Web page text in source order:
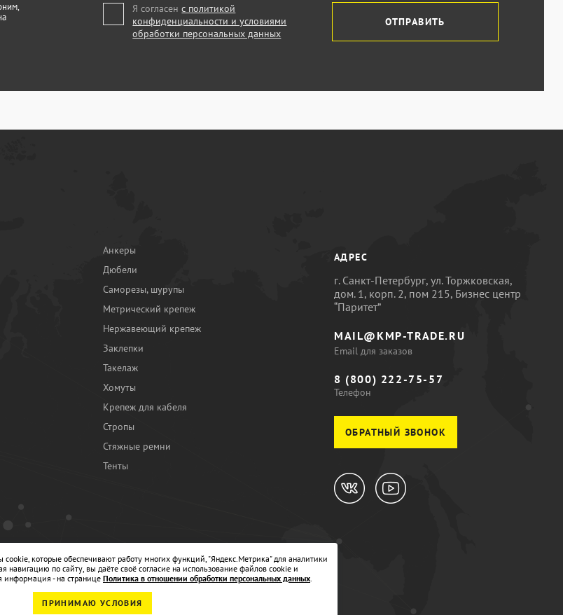
Я согласенс политикой
конфиденциальности и условиями
обработки персональных данных
ОТПРАВИТЬ
Анкеры
Дюбели
Саморезы, шурупы
Метрический крепеж
Нержавеющий крепеж
Заклепки
Такелаж
Хомуты
Крепеж для кабеля
Стропы
Стяжные ремни
Тенты
АДРЕС
г. Санкт-Петербург, ул. Торжковская,
дом. 1, корп. 2, пом 215, Бизнес центр
“Паритет”
MAIL@KMP-TRADE.RU
Email для заказов
8 (800) 222-75-57
Телефон
ОБРАТНЫЙ ЗВОНОК
которые обеспечивают работу многих функций, "Яндекс.Метрика" для аналитики
навигацию по сайту, вы даёте своё согласие на использование файлов cookie и
информация - на страницеПолитика в отношении обработки персональных данных.
ПРИНИМАЮ УСЛОВИЯ